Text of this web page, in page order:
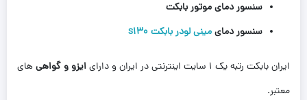
سنسور دمای موتور بابکت
سنسور دمایمینی لودر بابکت s130
ایران بابکت رتبه یک 1 سایت اینترنتی در ایران و دارای ایزو و گواهیهای
معتبر.